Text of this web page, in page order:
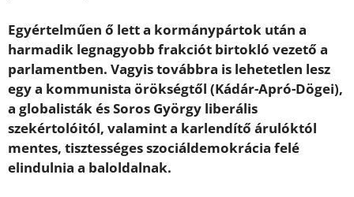
Egyértelműen ő lett a kormánypártok után a
harmadik legnagyobb frakciót birtokló vezető a
parlamentben. Vagyis továbbra is lehetetlen lesz
egy a kommunista örökségtől (Kádár-Apró-Dögei),
a globalisták és Soros György liberális
szekértolóitól, valamint a karlendítő árulóktól
mentes, tisztességes szociáldemokrácia felé
elindulnia a baloldalnak.